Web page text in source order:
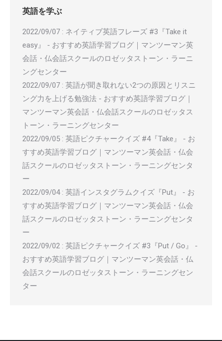
英語を学ぶ
2022/09/07 : ネイティブ英語フレーズ #3『Take it
easy』 - おすすめ英語学習ブログ｜マンツーマン英
会話・仏会話スクールのロゼッタストーン・ラーニ
ングセンター
2022/09/07 : 英語が聞き取れない2つの原因とリスニ
ング力を上げる勉強法 - おすすめ英語学習ブログ｜
マンツーマン英会話・仏会話スクールのロゼッタス
トーン・ラーニングセンター
2022/09/05 : 英語ピクチャークイズ #4『Take』 - お
すすめ英語学習ブログ｜マンツーマン英会話・仏会
話スクールのロゼッタストーン・ラーニングセンタ
ー
2022/09/04: 英語インスタグラムクイズ『Put』 - お
すすめ英語学習ブログ｜マンツーマン英会話・仏会
話スクールのロゼッタストーン・ラーニングセンタ
ー
2022/09/02 : 英語ピクチャークイズ #3『Put / Go』 -
おすすめ英語学習ブログ｜マンツーマン英会話・仏
会話スクールのロゼッタストーン・ラーニングセン
ター